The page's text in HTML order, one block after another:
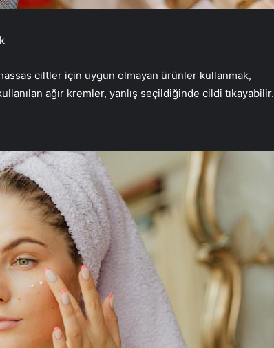
ciltler için uygun olmayan ürünler kullanmak,
ağır kremler, yanlış seçildiğinde cildi tıkayabilir.